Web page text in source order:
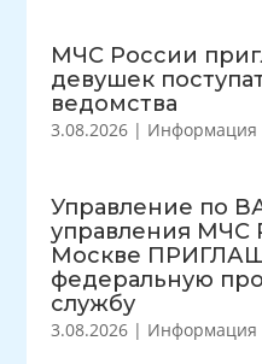
МЧС России
девушек
ведомства
3.08.2026 |
Управление по
управления МЧС
Москве
федеральную
службу
3.08.2026 |